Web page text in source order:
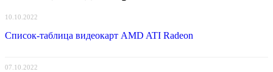
10.10.2022
Список-таблица видеокарт AMD ATI Radeon
07.10.2022